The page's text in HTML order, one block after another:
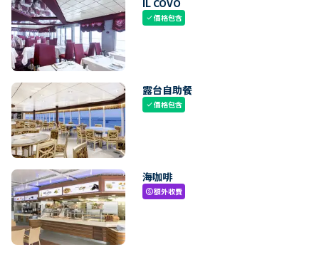
check價格包含
露台自助餐
check價格包含
海咖啡
paid額外收費